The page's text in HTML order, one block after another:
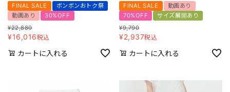
FINAL SALE
ボンボンおトク祭
動画あり
30%OFF
¥22,880
¥16,016税込
カートに入れる
FINAL SALE
動画あり
70%OFF
サイズ展開あり
¥9,790
¥2,937税込
カートに入れる